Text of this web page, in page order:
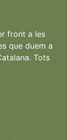
front a les
que duem a
Tots